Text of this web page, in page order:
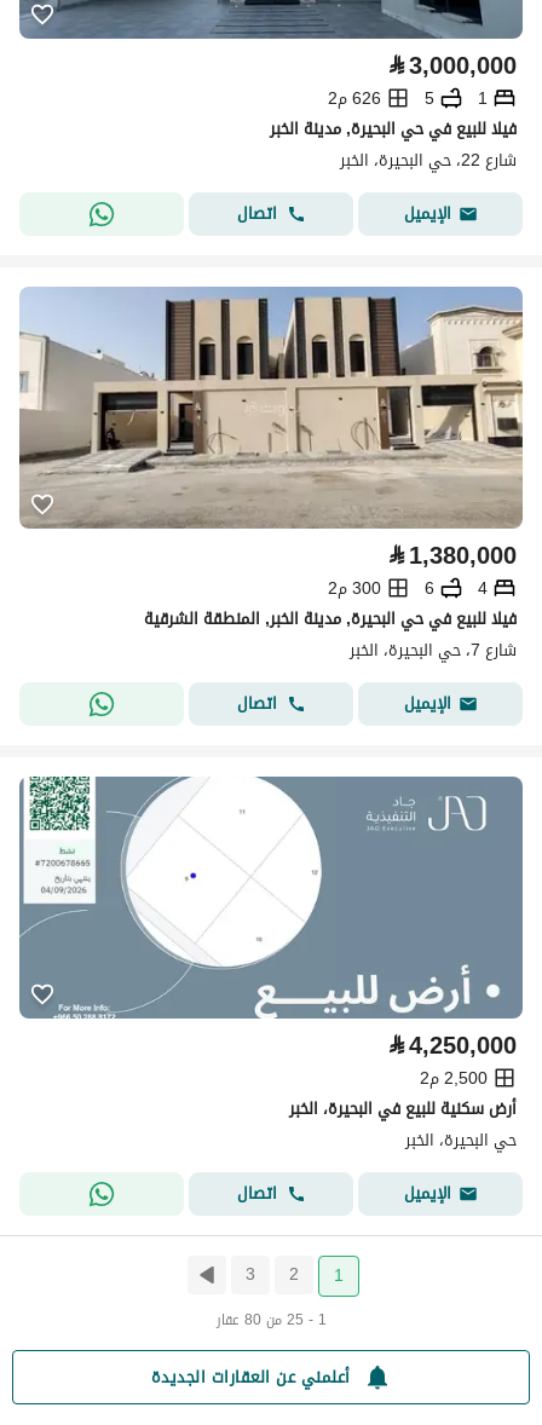
⃁3,000,000
1
5
626 م2
فيلا للبيع في حي البحيرة, مدينة الخبر
شارع 22، حي البحيرة، الخبر
الإيميل
اتصال
⃁1,380,000
4
6
300 م2
فيلا للبيع في حي البحيرة, مدينة الخبر, المنطقة الشرقية
شارع 7، حي البحيرة، الخبر
الإيميل
اتصال
⃁4,250,000
2,500 م2
أرض سكنية للبيع في البحيرة، الخبر
حي البحيرة، الخبر
الإيميل
اتصال
1
2
3
1 - 25 من 80 عقار
أعلمني عن العقارات الجديدة